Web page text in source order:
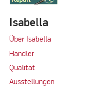
Isabella
Über Isabella
Händler
Qualität
Ausstellungen